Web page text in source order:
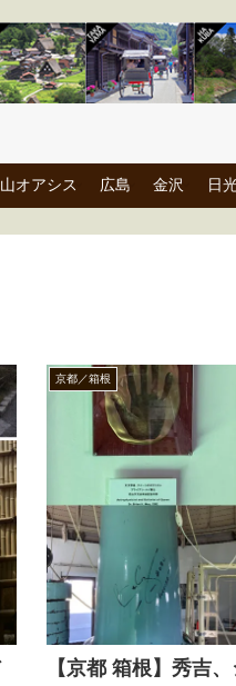
オアシス 広島 金沢 日
京都／箱根
【京都 箱根】秀吉